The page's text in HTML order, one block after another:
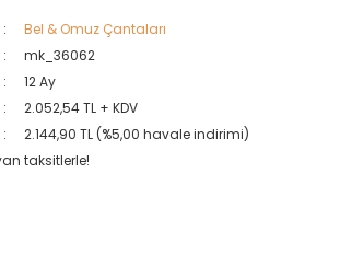
Bel & Omuz Çantaları
mk_36062
12 Ay
2.052,54 TL + KDV
2.144,90 TL (%5,00 havale indirimi)
taksitlerle!